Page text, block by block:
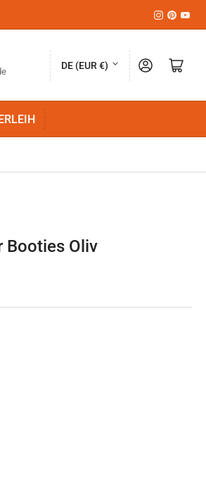
Instagram
Pinterest
L
n
R
o
DE (EUR €) AnmeldenMini-Warenkorb öffnen
Booties Oliv